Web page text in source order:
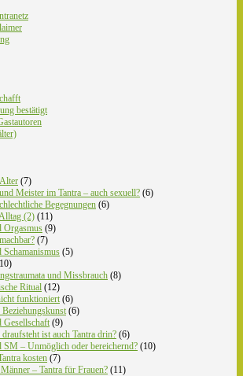
bestätigt
(7)
Meister im Tantra – auch sexuell? (6)
Begegnungen (6)
(2) (11)
Orgasmus (9)
(7)
Schamanismus (5)
und Missbrauch (8)
Ritual (12)
funktioniert (6)
(6)
Gesellschaft (9)
ist auch Tantra drin? (6)
SM – Unmöglich oder bereichernd? (10)
kosten (7)
– Tantra für Frauen? (11)